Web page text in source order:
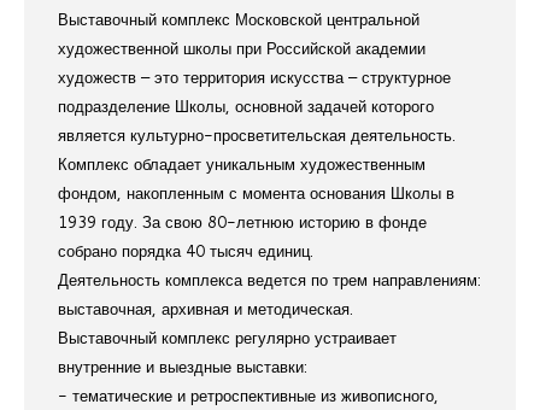
Выставочный комплекс Московской центральной
художественной школы при Российской академии
художеств – это территория искусства – структурное
подразделение Школы, основной задачей которого
является культурно-просветительская деятельность.
Комплекс обладает уникальным художественным
фондом, накопленным с момента основания Школы в
1939 году. За свою 80-летнюю историю в фонде
собрано порядка 40 тысяч единиц.
Деятельность комплекса ведется по трем направлениям:
выставочная, архивная и методическая.
Выставочный комплекс регулярно устраивает
внутренние и выездные выставки:
- тематические и ретроспективные из живописного,